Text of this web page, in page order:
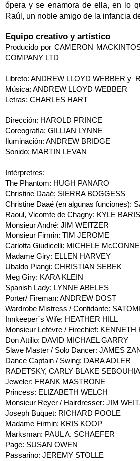
ópera y se enamora de ella, en lo
Raúl, un noble amigo de la infancia
Equipo creativo y artístico
Producido por CAMERON
COMPANY LTD
Libreto: ANDREW LLOYD WEBBER y
Música: ANDREW LLOYD WEBBER
Letras: CHARLES HART
Dirección: HAROLD PRINCE
Coreografía: GILLIAN LYNNE
Iluminación: ANDREW BRIDGE
Sonido: MARTIN LEVAN
Intérpretres:
The Phantom: HUGH PANARO
Christine Daaé: SIERRA BOGGESS
Christine Daaé (en algunas funciones):
Raoul, Vicomte de Chagny: KYLE
Monsieur André: JIM WEITZER
Monsieur Firmin: TIM JEROME
Carlotta Giudicelli: MICHELE
Madame Giry: ELLEN HARVEY
Ubaldo Piangi: CHRISTIAN SEBEK
Meg Giry: KARA KLEIN
Spanish Lady: LYNNE ABELES
Porter/ Fireman: ANDREW DOST
Wardrobe Mistress / Confidante:
Innkeeper´s Wife: HEATHER HILL
Monsieur Lefèvre / Firechief: KENNETH
Don Attilio: DAVID MICHAEL GARRY
Slave Master / Solo Dancer: JAMES
Dance Captain / Swing: DARA ADLER
RADETSKY, CARLY BLAKE
Jeweler: FRANK MASTRONE
Princess: ELIZABETH WELCH
Monsieur Reyer / Hairdresser: JIM
Joseph Buquet: RICHARD POOLE
Madame Firmin: KRIS KOOP
Marksman: PAUL A. SCHAEFER
Page: SUSAN OWEN
Passarino: JEREMY STOLLE